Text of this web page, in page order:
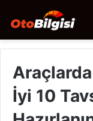
Araçlarda
İyi 10